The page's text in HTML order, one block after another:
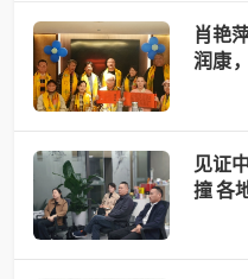
肖艳
润康
见证
撞